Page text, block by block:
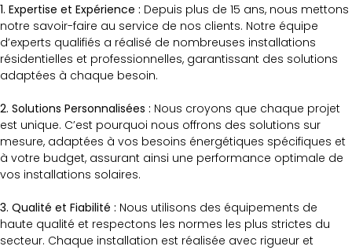
1. Expertise et Expérience : Depuis plus de 15 ans, nous mettons
notre savoir-faire au service de nos clients. Notre équipe
d’experts qualifiés a réalisé de nombreuses installations
résidentielles et professionnelles, garantissant des solutions
adaptées à chaque besoin.
2. Solutions Personnalisées : Nous croyons que chaque projet
est unique. C’est pourquoi nous offrons des solutions sur
mesure, adaptées à vos besoins énergétiques spécifiques et
à votre budget, assurant ainsi une performance optimale de
vos installations solaires.
3. Qualité et Fiabilité : Nous utilisons des équipements de
haute qualité et respectons les normes les plus strictes du
secteur. Chaque installation est réalisée avec rigueur et